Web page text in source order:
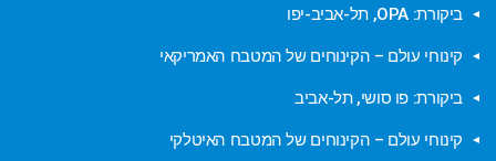
ביקורת: OPA, תל-אביב-יפו
קינוחי עולם – הקינוחים של המטבח האמריקאי
ביקורת: פו סושי, תל-אביב
קינוחי עולם – הקינוחים של המטבח האיטלקי